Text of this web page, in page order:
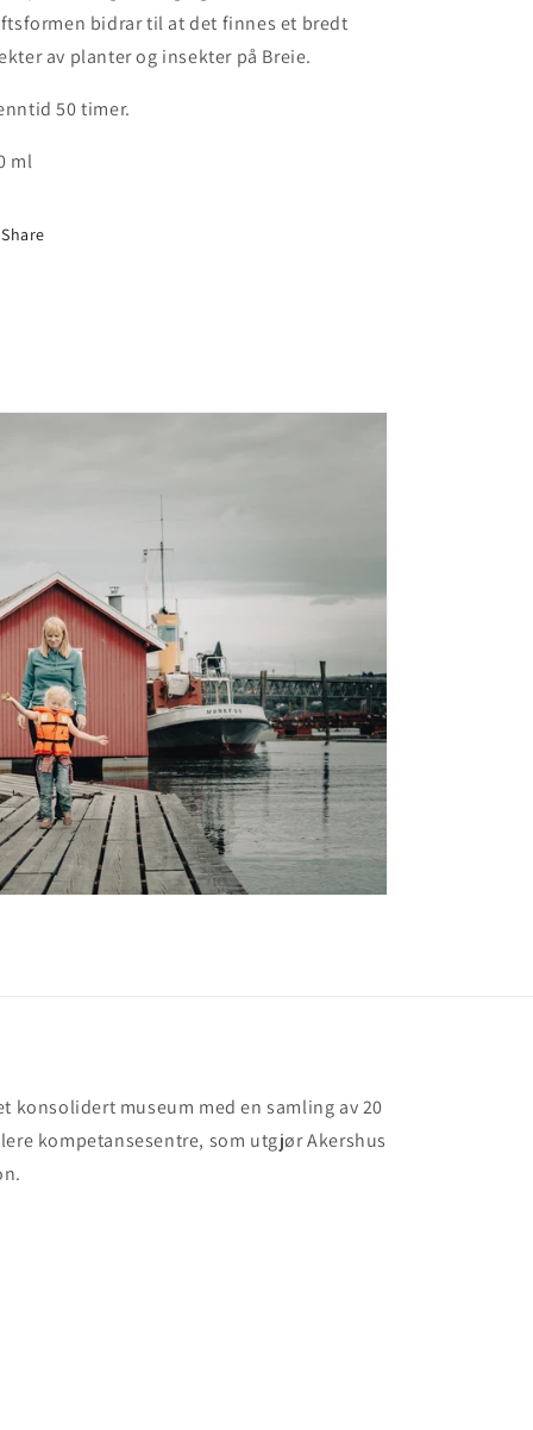
bidrar til at det finnes et bredt
av planter og insekter på Breie.
50 timer.
ml
Share
konsolidert museum med en samling av 20
kompetansesentre, som utgjør Akershus